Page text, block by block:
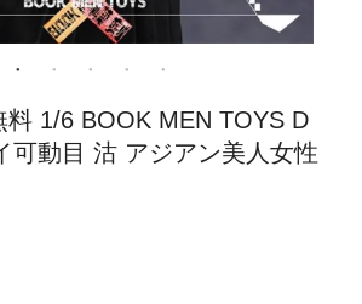
料 1/6 BOOK MEN TOYS D
可動目 沽 アジアン美人女性